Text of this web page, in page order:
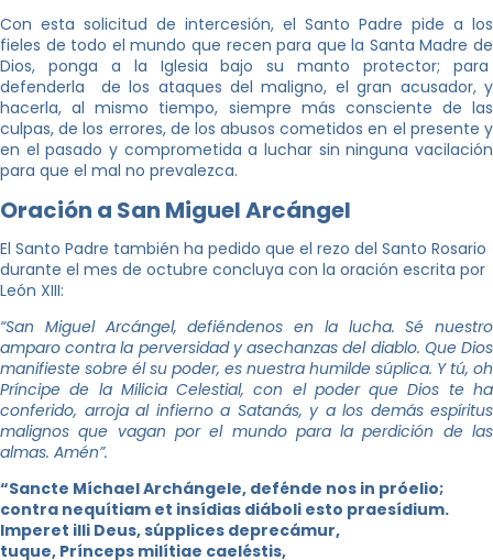
Con esta solicitud de intercesión, el Santo Padre pide a los
fieles de todo el mundo que recen para que la Santa Madre de
Dios, ponga a la Iglesia bajo su manto protector; para
defenderla de los ataques del maligno, el gran acusador, y
hacerla, al mismo tiempo, siempre más consciente de las
culpas, de los errores, de los abusos cometidos en el presente y
en el pasado y comprometida a luchar sin ninguna vacilación
para que el mal no prevalezca.
Oración a San Miguel Arcángel
El Santo Padre también ha pedido que el rezo del Santo Rosario
durante el mes de octubre concluya con la oración escrita por
León XIII:
“San Miguel Arcángel, defiéndenos en la lucha. Sé nuestro
amparo contra la perversidad y asechanzas del diablo. Que Dios
manifieste sobre él su poder, es nuestra humilde súplica. Y tú, oh
Príncipe de la Milicia Celestial, con el poder que Dios te ha
conferido, arroja al infierno a Satanás, y a los demás espíritus
malignos que vagan por el mundo para la perdición de las
almas. Amén”.
“Sancte Míchael Archángele, defénde nos in próelio;
contra nequítiam et insídias diáboli esto praesídium.
Imperet illi Deus, súpplices deprecámur,
tuque, Prínceps milítiae caeléstis,